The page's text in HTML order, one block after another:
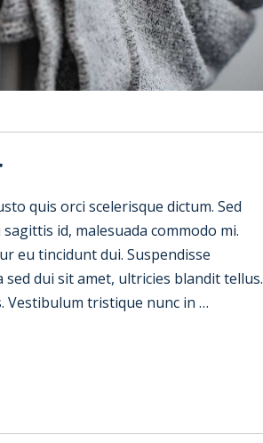
quis orci scelerisque dictum. Sed
id, malesuada commodo mi.
eu tincidunt dui. Suspendisse
dui sit amet, ultricies blandit tellus.
Vestibulum tristique nunc in …